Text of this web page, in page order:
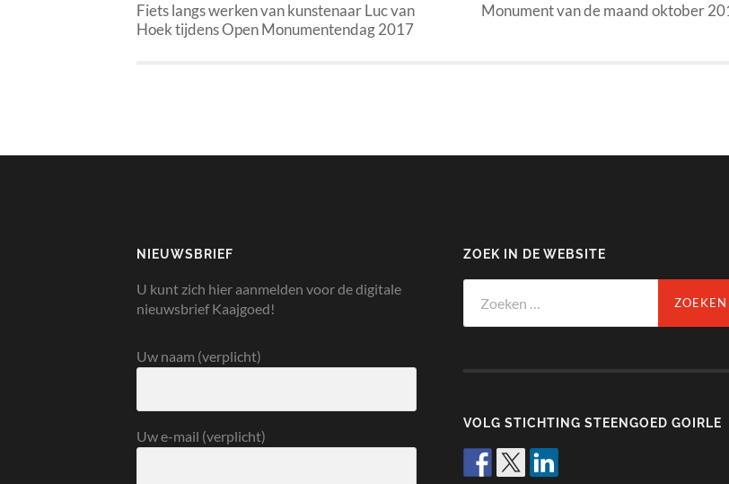
Fiets langs werken van kunstenaar Luc van
Hoek tijdens Open Monumentendag 2017
Monument van de maand oktober
NIEUWSBRIEF
U kunt zich hier aanmelden voor de digitale
nieuwsbrief Kaajgoed!
Uw naam (verplicht)
Uw e-mail (verplicht)
ZOEK IN DE WEBSITE
naar:
VOLG STICHTING STEENGOED GOIRLE